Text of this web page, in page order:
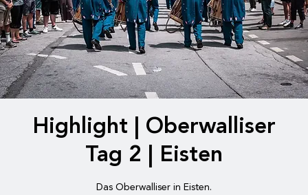
Highlight | Oberwalliser
Tag 2 | Eisten
Das Oberwalliser in Eisten.